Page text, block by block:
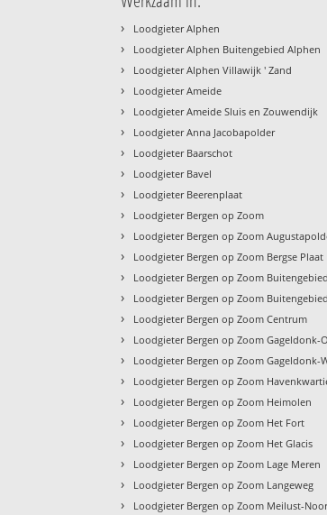
› Loodgieter Alphen
› Loodgieter Alphen Buitengebied Alphen
› Loodgieter Alphen Villawijk ' Zand
› Loodgieter Ameide
› Loodgieter Ameide Sluis en Zouwendijk
› Loodgieter Anna Jacobapolder
› Loodgieter Baarschot
› Loodgieter Bavel
› Loodgieter Beerenplaat
› Loodgieter Bergen op Zoom
› Loodgieter Bergen op Zoom
› Loodgieter Bergen op Zoom Bergse Plaat
› Loodgieter Bergen op Zoom
› Loodgieter Bergen op Zoom
› Loodgieter Bergen op Zoom Centrum
› Loodgieter Bergen op Zoom Gageldonk-
› Loodgieter Bergen op Zoom Gageldonk-
› Loodgieter Bergen op Zoom
› Loodgieter Bergen op Zoom Heimolen
› Loodgieter Bergen op Zoom Het Fort
› Loodgieter Bergen op Zoom Het Glacis
› Loodgieter Bergen op Zoom Lage Meren
› Loodgieter Bergen op Zoom Langeweg
› Loodgieter Bergen op Zoom Meilust-